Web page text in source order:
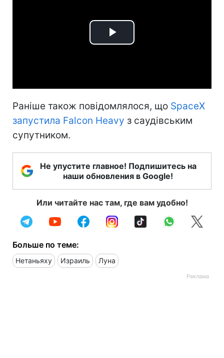
Play
Раніше також повідомлялося, що SpaceX
запустила Falcon Heavy з саудівським
супутником.
Не упустите главное! Подпишитесь на
наши обновления в Google!
Или читайте нас там, где вам удобно!
Больше по теме:
Нетаньяху Израиль Луна